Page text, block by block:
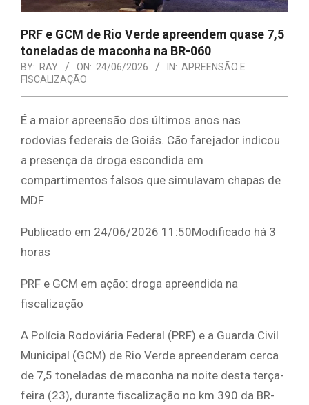
PRF e GCM de Rio Verde apreendem quase 7,5
toneladas de maconha na BR-060
BY: RAY ON: 24/06/2026 IN: APREENSÃO E
FISCALIZAÇÃO
É a maior apreensão dos últimos anos nas
rodovias federais de Goiás. Cão farejador indicou
a presença da droga escondida em
compartimentos falsos que simulavam chapas de
MDF
Publicado em 24/06/2026 11:50Modificado há 3
horas
PRF e GCM em ação: droga apreendida na
fiscalização
A Polícia Rodoviária Federal (PRF) e a Guarda Civil
Municipal (GCM) de Rio Verde apreenderam cerca
de 7,5 toneladas de maconha na noite desta terça-
feira (23), durante fiscalização no km 390 da BR-